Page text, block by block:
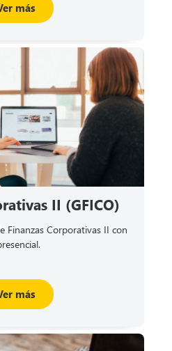
más
II (GFICO)
Finanzas Corporativas II con
más